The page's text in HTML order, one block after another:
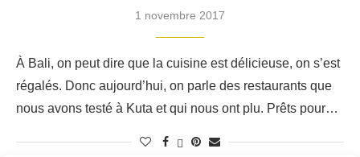
1 novembre 2017
À Bali, on peut dire que la cuisine est délicieuse, on s’est
régalés. Donc aujourd’hui, on parle des restaurants que
nous avons testé à Kuta et qui nous ont plu. Prêts pour…